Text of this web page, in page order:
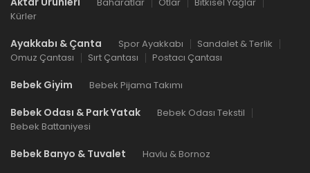
Kürler
Ayakkabı & Çanta Spor Ayakkabı
Sandalet & Terlik
Omuz Çantası
Sırt Çantası Postacı Çantası
Bebek Giyim Bebek Pijama Takımı
Bebek Odası & Park Yatak
Bebek Odası Tekstil
Bebek Battaniyesi
Bebek Banyo & Tuvalet Havlu & Bornoz